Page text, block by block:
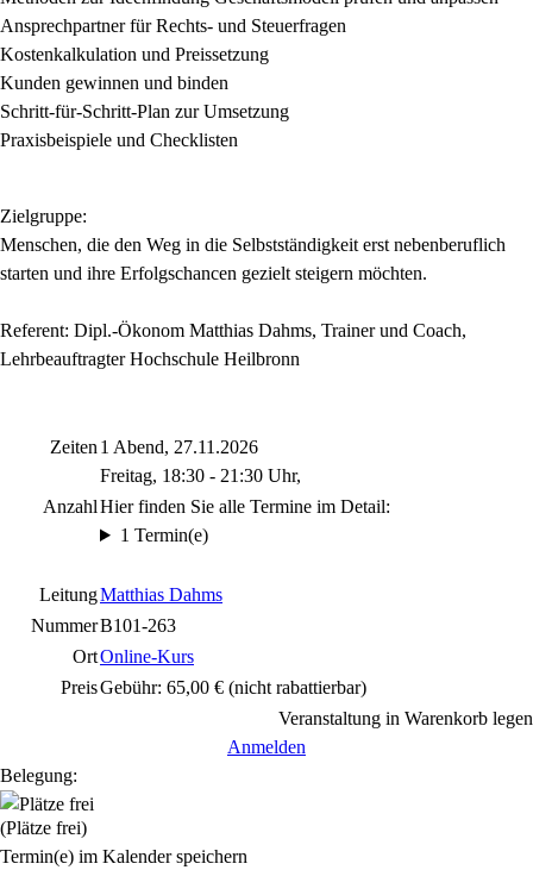
Ansprechpartner für Rechts- und Steuerfragen
Kostenkalkulation und Preissetzung
Kunden gewinnen und binden
Schritt-für-Schritt-Plan zur Umsetzung
Praxisbeispiele und Checklisten
Zielgruppe:
Menschen, die den Weg in die Selbstständigkeit erst nebenberuflich
starten und ihre Erfolgschancen gezielt steigern möchten.
Referent: Dipl.-Ökonom Matthias Dahms, Trainer und Coach,
Lehrbeauftragter Hochschule Heilbronn
Zeiten 1 Abend, 27.11.2026
Freitag, 18:30 - 21:30 Uhr,
AnzahlHier finden Sie alle Termine im Detail:
1 Termin(e)
LeitungMatthias Dahms
NummerB101-263
OrtOnline-Kurs
PreisGebühr: 65,00 € (nicht rabattierbar)
Veranstaltung in Warenkorb legen
Anmelden
Belegung:
(Plätze frei)
Termin(e) im Kalender speichern